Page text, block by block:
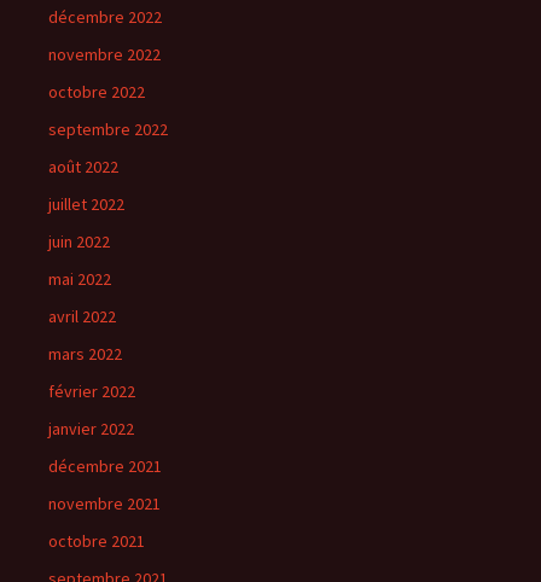
décembre 2022
novembre 2022
octobre 2022
septembre 2022
août 2022
juillet 2022
juin 2022
mai 2022
avril 2022
mars 2022
février 2022
janvier 2022
décembre 2021
novembre 2021
octobre 2021